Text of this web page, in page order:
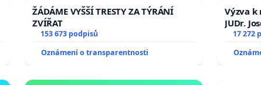
ŽÁDÁME VYŠŠÍ TRESTY ZA TÝRÁNÍ
ZVÍŘAT
153 673 podpisů
Oznámení o transparentnosti
Výzva
JUDr.
ve
17 272